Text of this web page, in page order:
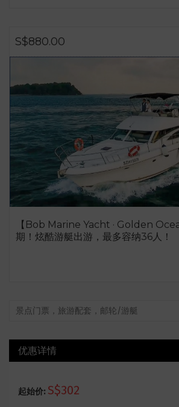
S$880.00
【Bob Marine Yacht · Golden
期！炫酷游艇出游，最多容纳36人！
优惠详情
起始价: S$302